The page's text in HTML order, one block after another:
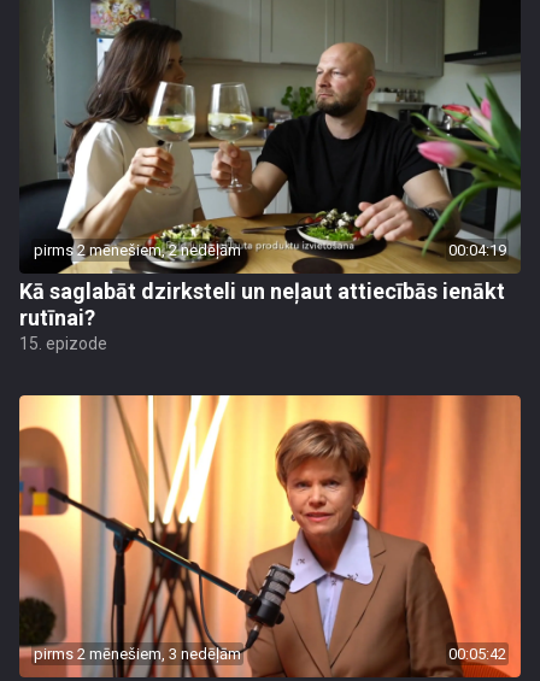
pirms 2 mēnešiem, 2 nedēļām 00:04:19
Kā saglabāt dzirksteli un neļaut attiecībās ienākt
rutīnai?
15. epizode
pirms 2 mēnešiem, 3 nedēļām 00:05:42